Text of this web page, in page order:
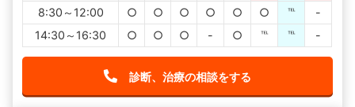
8:30～12:00
○ ○ ○ ○ ○ ○ ℡
-
14:30～16:30
○ ○ ○ - ○ ℡ ℡ -
診断、治療の相談をする